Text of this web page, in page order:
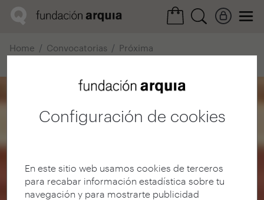
Configuración de cookies
En este sitio web usamos cookies de terceros
para recabar información estadística sobre tu
navegación y para mostrarte publicidad
Home Convocatorias
Próxima